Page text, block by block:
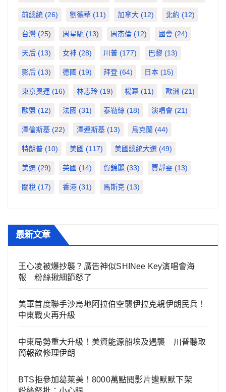
前總統 (26) 劉德華 (11) 加拿大 (12) 北約 (12)
台灣 (25) 周星馳 (13) 周杰倫 (12) 國會 (24)
天后 (13) 女神 (28) 川普 (177) 巴黎 (13)
影后 (13) 德國 (19) 拜登 (64) 日本 (15)
東京奧運 (16) 林志玲 (19) 楊冪 (11) 歐洲 (21)
歐盟 (12) 法國 (31) 泰勒絲 (18) 演唱會 (21)
澤倫斯基 (22) 澤連斯基 (13) 烏克蘭 (44)
特朗普 (10) 美國 (117) 美國總統大選 (49)
美選 (29) 英國 (14) 賀錦麗 (33) 賈靜雯 (13)
關稅 (17) 香港 (31) 馬斯克 (13)
最新文章
王心凌被爆抄襲？廣告神似SHINee Key演唱會海
報 粉絲揪細節怒了
美軍首度聯手沙烏地阿拉伯空襲伊拉克親伊朗民兵！
中東戰火再升級
中東局勢重大升級！美資能源船埃及遇襲 川普聽取
簡報欲修理伊朗
BTS拒參加葛萊美！8000萬點閱影片遭默默下架